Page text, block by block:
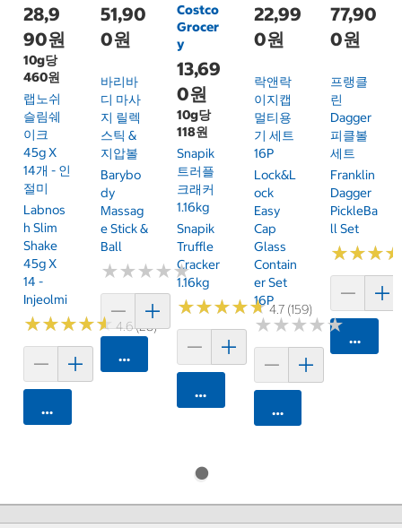
28,9
90원
10g당
460원
랩노쉬
슬림쉐
이크
45g X
14개 - 인
절미
Labnos
H Slim
Shake
45g X
14 -
Injeolmi
★★★★★
★★★★★4.6 (28)
카트에 담기
51,90
0원
바리바
디 마사
지 릴렉
스틱 &
지압볼
Barybo
Dy
Massag
E Stick &
Ball
★★★★★
★★★★★
카트에 담기
Costco
Grocer
y
13,69
0원
10g당
118원
Snapik
트러플
크래커
1.16kg
Snapik
Truffle
Cracker
1.16kg
★★★★★
★★★★★4.7 (159)
카트에 담기
22,99
0원
락앤락
이지캡
멀티용
기 세트
16P
Lock&L
Ock
Easy
Cap
Glass
Contain
Er Set
16P
★★★★★
★★★★★
카트에 담기
77,90
0원
프랭클
린
Dagger
피클볼
세트
Franklin
Dagger
PickleBa
Ll Set
★★★
★★★
카트에